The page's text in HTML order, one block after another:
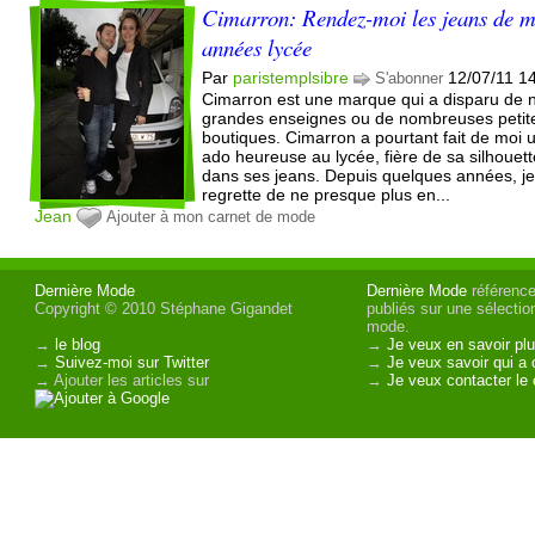
Cimarron: Rendez-moi les jeans de
années lycée
Par paristemplsibre S'abonner 12/07/11
Cimarron est une marque qui a disparu de
grandes enseignes ou de nombreuses
boutiques. Cimarron a pourtant fait de moi
ado heureuse au lycée, fière de sa
dans ses jeans. Depuis quelques années, je
regrette de ne presque plus en...
Jean
Ajouter à mon carnet de mode
Dernière Mode
Copyright © 2010 Stéphane Gigandet
→ le blog
→Suivez-moi sur Twitter
→ Ajouter les articles sur
Dernière Mode
publiés sur une
mode.
→Je veux en savoir
→Je veux savoir qui a
→Je veux contacter le